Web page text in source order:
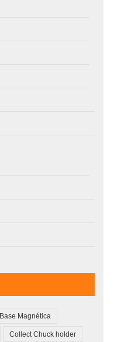
Base Magnética
Collect Chuck holder